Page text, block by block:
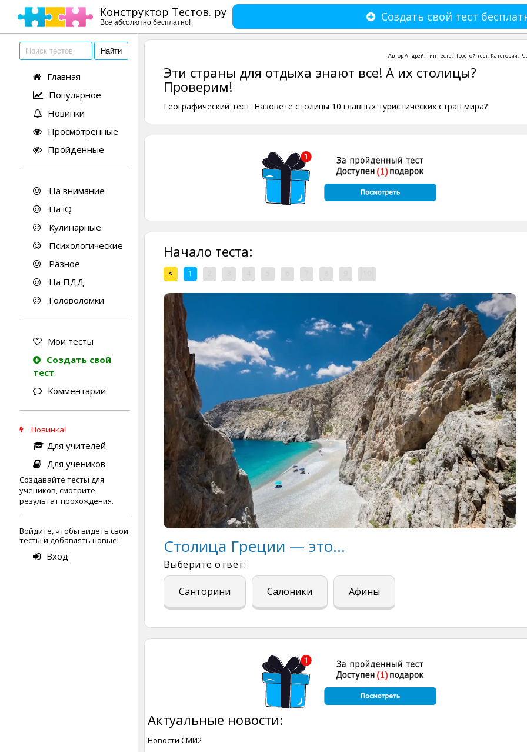
Конструктор Тестов. ру
Все абсолютно бесплатно! Создать свой тест
Главная
Популярное
Новинки
Просмотренные
Пройденные
На внимание
На iQ
Кулинарные
Психологические
Разное
На ПДД
Головоломки
Мои тесты
Создать свой
тест
Комментарии
Новинка!
Для учителей
Для учеников
Создавайте тесты для
учеников, смотрите
результат прохождения.
Войдите, чтобы видеть свои
тесты и добавлять новые!
Вход
АвторАндрей. Тип теста: Простой тест. Категория:
Эти страны для отдыха знают все! А их столицы?
Проверим!
Географический тест: Назовёте столицы 10 главных туристических стран мира?
Начало теста:
< 1
Столица Г реции — это…
Выберите ответ:
Санторини Салоники А фины
Актуальные новости:
Новости СМИ2